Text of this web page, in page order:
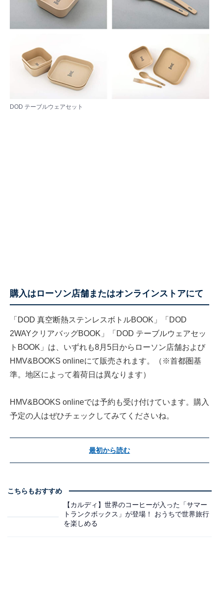
DOD テーブルウェアセット
購入はローソン店舗またはオンラインストアにて
「DOD 真空断熱ステンレスボトルBOOK」「DOD
2WAYクリアバッグBOOK」「DOD テーブルウェアセッ
トBOOK」は、いずれも8月5日からローソン店舗および
HMV&BOOKS onlineにて販売されます。（※首都圏基
準。地区によって着荷日は異なります）
HMV&BOOKS onlineでは予約も受け付けています。購入
予定の人はぜひチェックしてみてくださいね。
最初から読む
こちらもおすすめ
【カルディ】世界のコーヒーが入った「サマー
トランクボックス」が登場！ おうちで世界旅行
を楽しめる